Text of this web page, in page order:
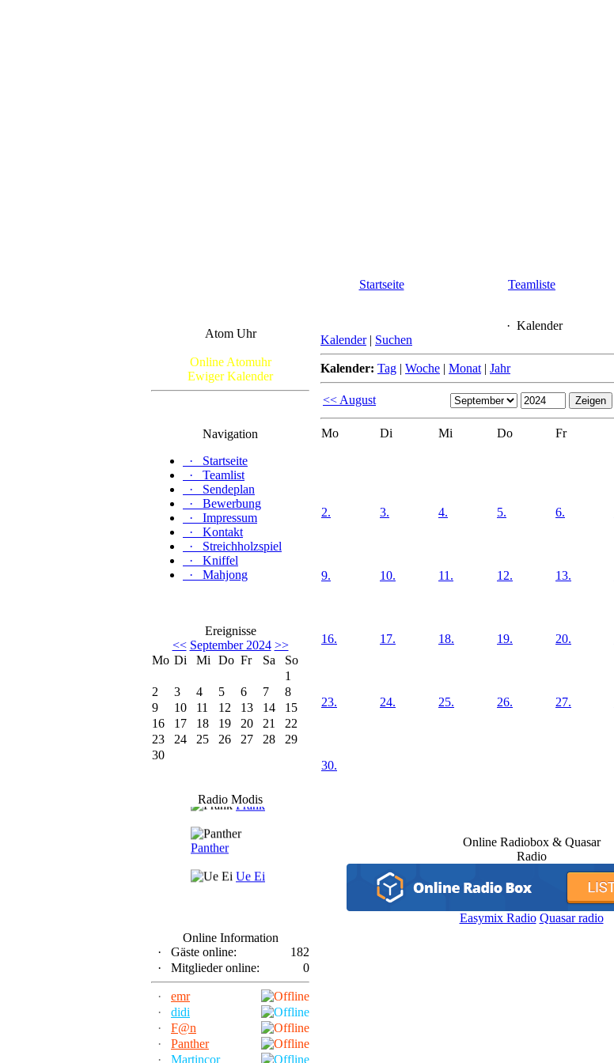
Startseite Teamliste
Atom Uhr
Online Atomuhr
Ewiger Kalender
Navigation
·
Startseite
·
Teamlist
·
Sendeplan
·
Bewerbung
·
Impressum
·
Kontakt
·
Streichholzspiel
·
Kniffel
·
Mahjong
Ereignisse
<< September 2024 >>
Mo Di Mi Do Fr Sa
So
1
2
3 4 5 6 7
8
9
10 11 12 13 14
15
16
17 18 19 20 21
22
23
24 25 26 27 28
29
30
Radio Modis
Frank
Panther
Ue Ei
Online Information
·
Gäste online:
182
·
Mitglieder online: 0
·
emr
·
didi
·
F@n
·
Panther
·
Martincor
· Kalender
Kalender | Suchen
Kalender: Tag | Woche | Monat | Jahr
<< August
Mo Di Mi Do Fr
2. 3. 4. 5. 6.
9. 10. 11. 12. 13.
16. 17. 18. 19. 20.
23. 24. 25. 26. 27.
30.
Online Radiobox & Quasar
Radio
Easymix Radio Quasar radio